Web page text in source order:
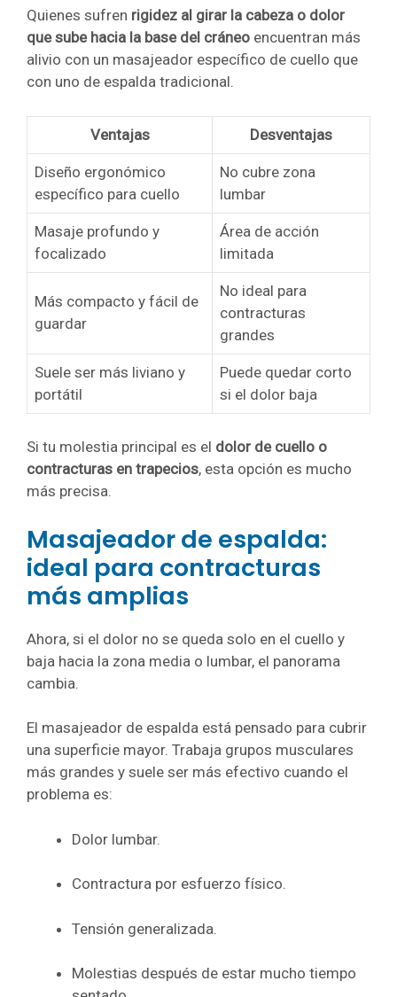
Quienes sufren rigidez al girar la cabeza o dolor
que sube hacia la base del cráneo encuentran más
alivio con un masajeador específico de cuello que
con uno de espalda tradicional.
Ventajas Desventajas
Diseño ergonómico
específico para cuello
No cubre zona
lumbar
Masaje profundo y
focalizado
Área de acción
limitada
Más compacto y fácil de
guardar
No ideal para
contracturas
grandes
Suele ser más liviano y
portátil
Puede quedar corto
si el dolor baja
Si tu molestia principal es el dolor de cuello o
contracturas en trapecios, esta opción es mucho
más precisa.
Masajeador de espalda:
ideal para contracturas
más amplias
Ahora, si el dolor no se queda solo en el cuello y
baja hacia la zona media o lumbar, el panorama
cambia.
El masajeador de espalda está pensado para cubrir
una superficie mayor. Trabaja grupos musculares
más grandes y suele ser más efectivo cuando el
problema es:
Dolor lumbar.
Contractura por esfuerzo físico.
Tensión generalizada.
Molestias después de estar mucho tiempo